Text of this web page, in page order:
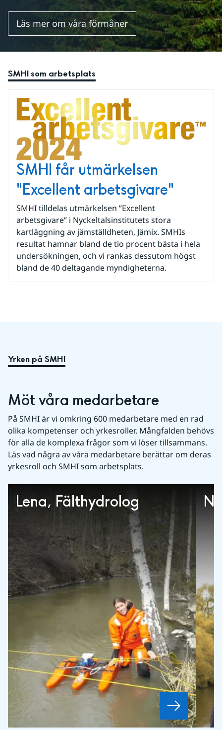
Läs mer om våra förmåner
SMHI som arbetsplats
SMHI får utmärkelsen
"Excellent arbetsgivare"
SMHI tilldelas utmärkelsen ”Excellent
arbetsgivare” i Nyckeltalsinstitutets stora
kartläggning av jämställdheten, Jämix. SMHIs
resultat hamnar bland de tio procent bästa i hela
undersökningen, och vi rankas dessutom högst
bland de 40 deltagande myndigheterna.
Yrken på SMHI
Möt våra medarbetare
På SMHI är vi omkring 600 medarbetare med en rad
olika kompetenser och yrkesroller. Mångfalden behövs
för alla de komplexa frågor som vi löser tillsammans.
Läs vad några av våra medarbetare berättar om deras
yrkesroll och SMHI som arbetsplats.
Lena, Fälthydrolog